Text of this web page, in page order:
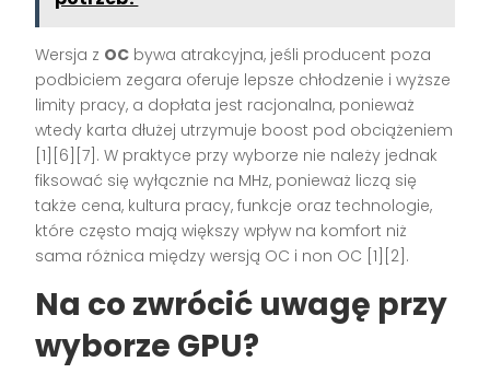
Wersja z OC bywa atrakcyjna, jeśli producent poza
podbiciem zegara oferuje lepsze chłodzenie i wyższe
limity pracy, a dopłata jest racjonalna, ponieważ
wtedy karta dłużej utrzymuje boost pod obciążeniem
[1][6][7]. W praktyce przy wyborze nie należy jednak
fiksować się wyłącznie na MHz, ponieważ liczą się
także cena, kultura pracy, funkcje oraz technologie,
które często mają większy wpływ na komfort niż
sama różnica między wersją OC i non OC [1][2].
Na co zwrócić uwagę przy
wyborze GPU?